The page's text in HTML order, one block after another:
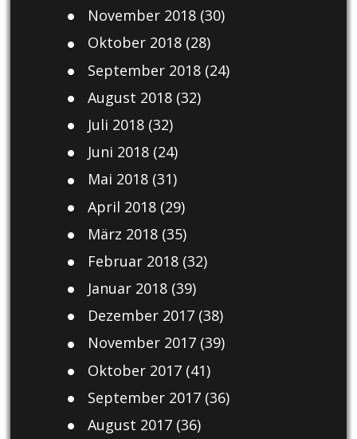
November 2018(30)
Oktober 2018(28)
September 2018(24)
August 2018(32)
Juli 2018(32)
Juni 2018(24)
Mai 2018(31)
April 2018(29)
März 2018(35)
Februar 2018(32)
Januar 2018(39)
Dezember 2017(38)
November 2017(39)
Oktober 2017(41)
September 2017(36)
August 2017(36)